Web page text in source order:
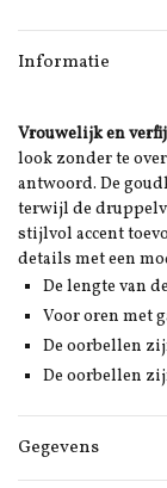
Informatie
Vrouwelijk en
look zonder te
antwoord. De
terwijl de
stijlvol accent
details met een
De lengte van
Voor oren met
De oorbellen
De oorbellen
Gegevens